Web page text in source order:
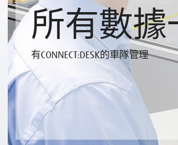
所有數據
有CONNECT:DESK的車隊管理